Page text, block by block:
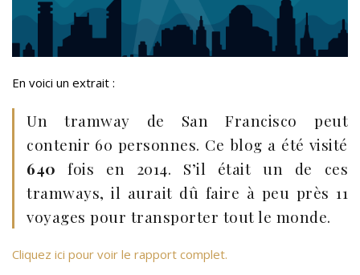
En voici un extrait :
Un tramway de San Francisco peut
contenir 60 personnes. Ce blog a été visité
640 fois en 2014. S’il était un de ces
tramways, il aurait dû faire à peu près 11
voyages pour transporter tout le monde.
Cliquez ici pour voir le rapport complet.